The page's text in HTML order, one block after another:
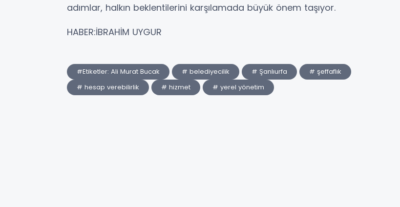
adımlar, halkın beklentilerini karşılamada büyük önem taşıyor.
HABER:İBRAHİM UYGUR
#Etiketler: Ali Murat Bucak # belediyecilik # Şanlıurfa
# şeffaflık
# hesap verebilirlik
# hizmet # yerel yönetim